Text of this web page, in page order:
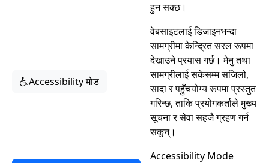
हुन सक्छ।
Accessibility मोड
वेबसाइटलाई डिजाइनभन्दा
सामग्रीमा केन्द्रित सरल रूपमा
देखाउने प्रयास गर्छ। मेनु तथा
सामग्रीलाई सकेसम्म सजिलो,
सादा र पहुँचयोग्य रूपमा प्रस्तुत
गरिन्छ, ताकि प्रयोगकर्ताले मुख्य
सूचना र सेवा सहजै ग्रहण गर्न
सकून्।
Accessibility Mode